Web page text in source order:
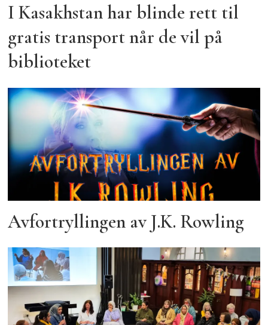
I Kasakhstan har blinde rett til
gratis transport når de vil på
biblioteket
Avfortryllingen av J.K. Rowling